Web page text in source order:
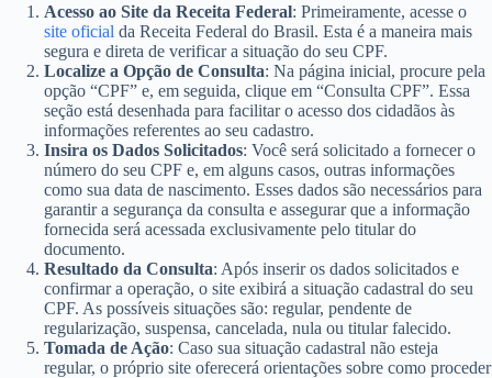
Acesso ao Site da Receita Federal: Primeiramente, acesse o
site oficial da Receita Federal do Brasil. Esta é a maneira mais
segura e direta de verificar a situação do seu CPF.
Localize a Opção de Consulta: Na página inicial, procure pela
opção “CPF” e, em seguida, clique em “Consulta CPF”. Essa
seção está desenhada para facilitar o acesso dos cidadãos às
informações referentes ao seu cadastro.
Insira os Dados Solicitados: Você será solicitado a fornecer o
número do seu CPF e, em alguns casos, outras informações
como sua data de nascimento. Esses dados são necessários para
garantir a segurança da consulta e assegurar que a informação
fornecida será acessada exclusivamente pelo titular do
documento.
Resultado da Consulta: Após inserir os dados solicitados e
confirmar a operação, o site exibirá a situação cadastral do seu
CPF. As possíveis situações são: regular, pendente de
regularização, suspensa, cancelada, nula ou titular falecido.
Tomada de Ação: Caso sua situação cadastral não esteja
regular, o próprio site oferecerá orientações sobre como proceder